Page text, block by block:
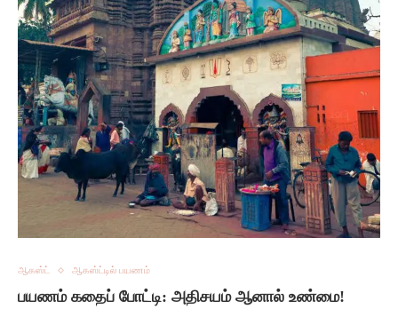
ஆகஸ்ட் ஆகஸ்ட்டில் பயணம்
பயணம் கதைப் போட்டி: அதிசயம் ஆனால் உண்மை!